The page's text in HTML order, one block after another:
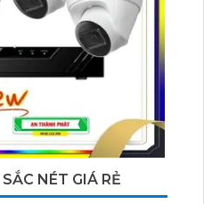
NÉT GIÁ RẺ